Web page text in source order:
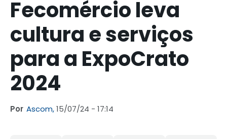
Fecomércio leva
cultura e serviços
para a ExpoCrato
2024
Por Ascom,15/07/24 - 17:14